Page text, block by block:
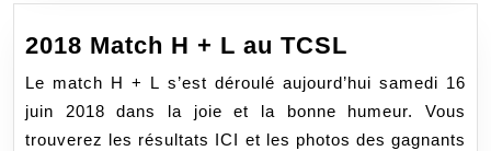
2018 Match H + L au TCSL
Match
H
+
Le match H + L s’est déroulé aujourd’hui samedi 16
juin 2018 dans la joie et la bonne humeur. Vous
trouverez les résultats ICI et les photos des gagnants